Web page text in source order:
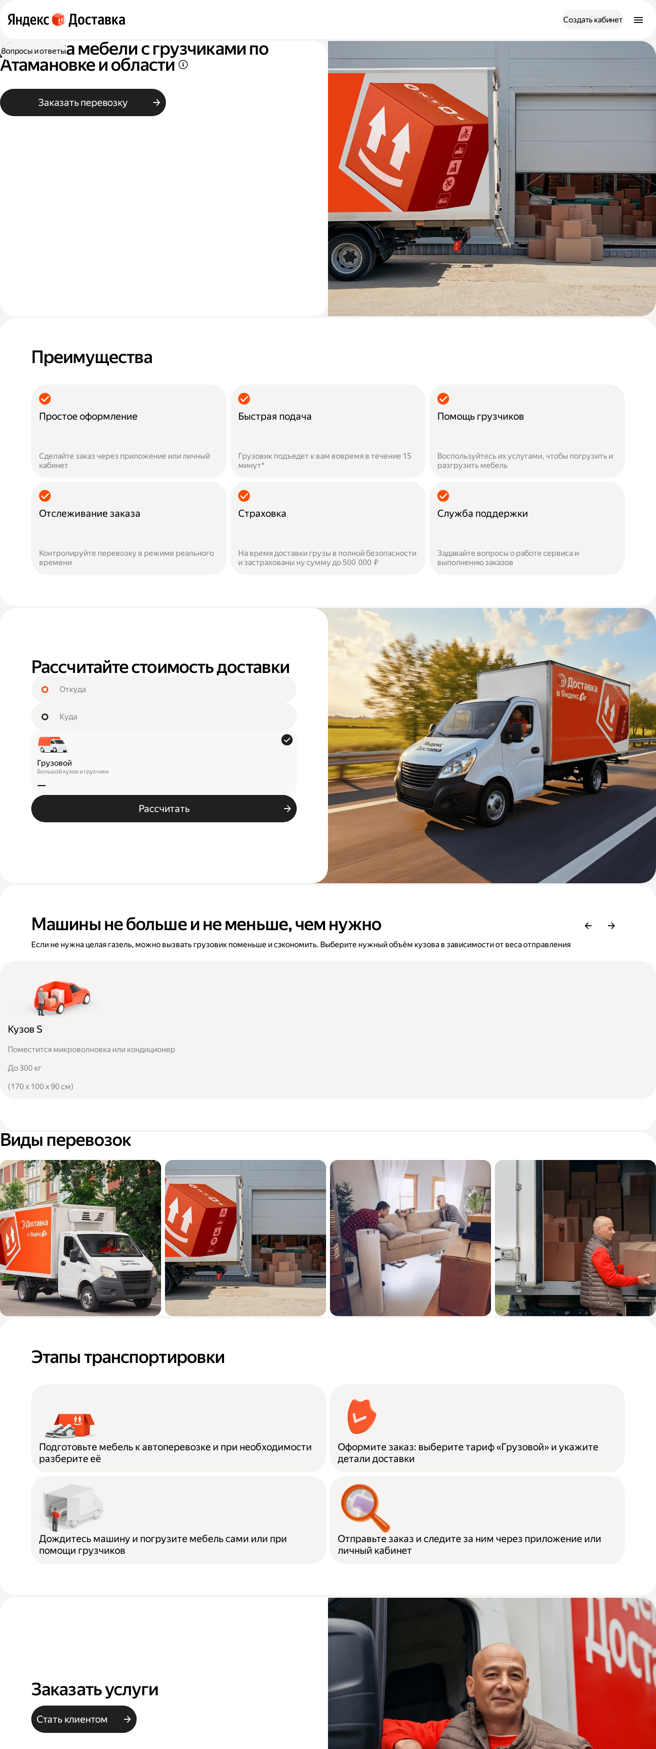
Создать кабинет
Доставка мебели с грузчиками по
Атамановке и области
Заказать перевозку
Вопросы и ответы
Преимущества
Простое оформление
Сделайте заказ через приложение или личный
кабинет
Быстрая подача
Грузовик подъедет к вам вовремя в течение 15
минут*
Помощь грузчиков
Воспользуйтесь их услугами, чтобы погрузить и
разгрузить мебель
Отслеживание заказа
Контролируйте перевозку в режиме реального
времени
Страховка
На время доставки грузы в полной безопасности
и застрахованы ну сумму до 500 000 ₽
Служба поддержки
Задавайте вопросы о работе сервиса и
выполнению заказов
Рассчитайте стоимость доставки
Грузовой
Большой кузов и грузчики
—
Рассчитать
Машины не больше и не меньше, чем нужно
Если не нужна целая газель, можно вызвать грузовик поменьше и сэкономить. Выберите нужный объём кузова в зависимости от веса отправления
Кузов S
Поместится микроволновка или кондиционер
До 300 кг
(170 x 100 x 90 см)
Виды перевозок
дома
Этапы транспортировки
Подготовьте мебель к автоперевозке и при необходимости
разберите её
Оформите заказ: выберите тариф «Грузовой» и укажите
детали доставки
Дождитесь машину и погрузите мебель сами или при
помощи грузчиков
Отправьте заказ и следите за ним через приложение или
личный кабинет
Заказать услуги
Стать клиентом